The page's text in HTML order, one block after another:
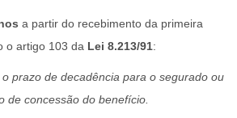
a partir do recebimento da primeira
o artigo 103 da Lei 8.213/91:
prazo de decadência para o segurado ou
de concessão do benefício.